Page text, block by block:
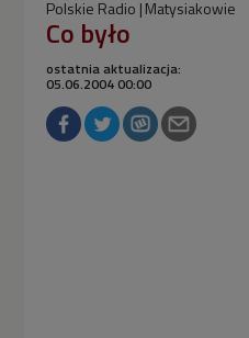
Polskie Radio Matysiakowie
Co było
ostatnia aktualizacja:
05.06.2004 00:00